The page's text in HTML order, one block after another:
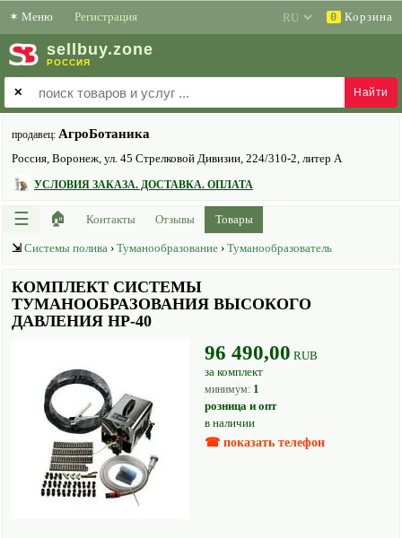
✶ Меню Регистрация 0 Корзина
sell buy.zone
РОССИЯ
✕
продавец: АгроБотаника
Россия, Воронеж, ул. 45 Стрелковой Дивизии, 224/310-2, литер А
УСЛОВИЯ ЗАКАЗА. ДОСТАВКА. ОПЛАТА
☰ 🏠 Контакты Отзывы Товары
⇲ Системы полива › Туманообразование › Туманообразователь
КОМПЛЕКТ СИСТЕМЫ
ТУМАНООБРАЗОВАНИЯ ВЫСОКОГО
ДАВЛЕНИЯ HP-40
96 490,00 RUB
за комплект
минимум: 1
розница и опт
в наличии
☎ показать телефон